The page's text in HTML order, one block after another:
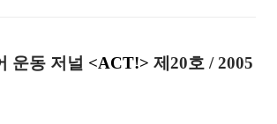
운동 저널 <ACT!> 제20호 / 2005